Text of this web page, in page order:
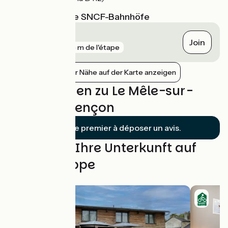
Nächstgelegene SNCF-Bahnhöfe
425 m de l'étape Join
Bahnhöfe in der Nähe auf der Karte anzeigen
Bewertungen zu Le Mêle-sur-
Sarthe / Alençon
Soyez le premier à déposer un avis.
Finden Sie Ihre Unterkunft auf
dieser Etappe